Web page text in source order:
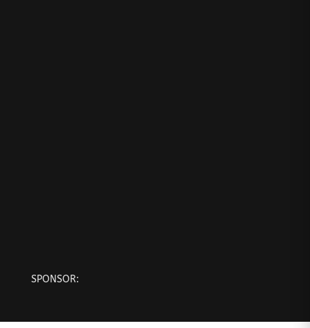
SPONSOR: